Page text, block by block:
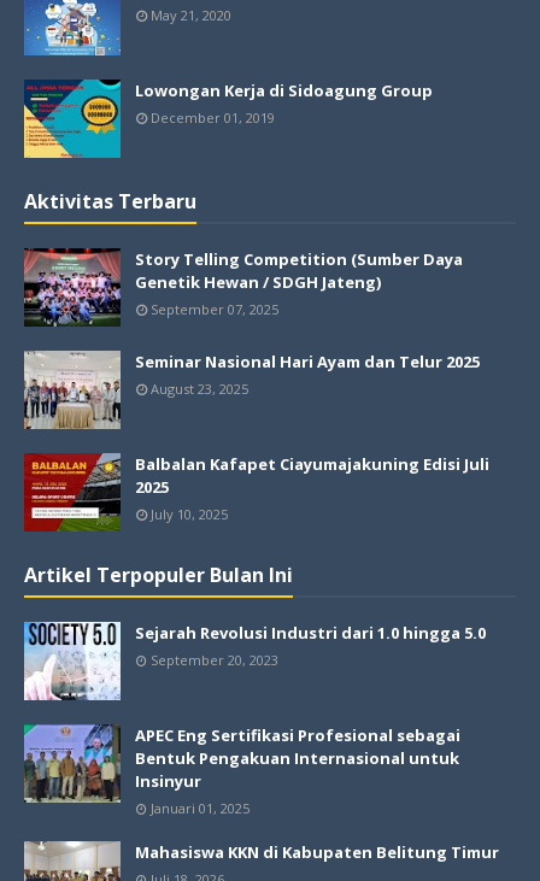
May 21, 2020
Lowongan Kerja di Sidoagung Group
December 01, 2019
Aktivitas Terbaru
Story Telling Competition (Sumber Daya
Genetik Hewan / SDGH Jateng)
September 07, 2025
Seminar Nasional Hari Ayam dan Telur 2025
August 23, 2025
Balbalan Kafapet Ciayumajakuning Edisi Juli
2025
July 10, 2025
Artikel Terpopuler Bulan Ini
Sejarah Revolusi Industri dari 1.0 hingga 5.0
September 20, 2023
APEC Eng Sertifikasi Profesional sebagai
Bentuk Pengakuan Internasional untuk
Insinyur
Januari 01, 2025
Mahasiswa KKN di Kabupaten Belitung Timur